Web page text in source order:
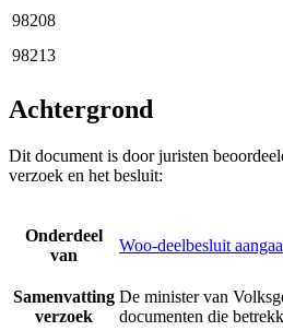
98208
98213
Achtergrond
Dit document is door juristen
verzoek en het besluit:
Onderdeel
van
Woo-deelbesluit
Samenvatting
verzoek
De minister van
documenten die